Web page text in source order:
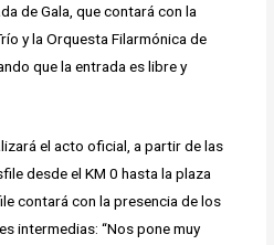
de Gala, que contará con la
y la Orquesta Filarmónica de
que la entrada es libre y
el acto oficial, a partir de las
desde el KM 0 hasta la plaza
contará con la presencia de los
intermedias: “Nos pone muy